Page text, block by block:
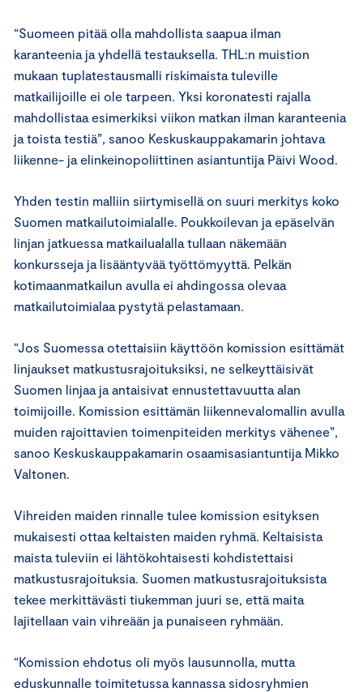
“Suomeen pitää olla mahdollista saapua ilman
karanteenia ja yhdellä testauksella. THL:n muistion
mukaan tuplatestausmalli riskimaista tuleville
matkailijoille ei ole tarpeen. Yksi koronatesti rajalla
mahdollistaa esimerkiksi viikon matkan ilman karanteenia
ja toista testiä”, sanoo Keskuskauppakamarin johtava
liikenne- ja elinkeinopoliittinen asiantuntija Päivi Wood.
Yhden testin malliin siirtymisellä on suuri merkitys koko
Suomen matkailutoimialalle. Poukkoilevan ja epäselvän
linjan jatkuessa matkailualalla tullaan näkemään
konkursseja ja lisääntyvää työttömyyttä. Pelkän
kotimaanmatkailun avulla ei ahdingossa olevaa
matkailutoimialaa pystytä pelastamaan.
“Jos Suomessa otettaisiin käyttöön komission esittämät
linjaukset matkustusrajoituksiksi, ne selkeyttäisivät
Suomen linjaa ja antaisivat ennustettavuutta alan
toimijoille. Komission esittämän liikennevalomallin avulla
muiden rajoittavien toimenpiteiden merkitys vähenee”,
sanoo Keskuskauppakamarin osaamisasiantuntija Mikko
Valtonen.
Vihreiden maiden rinnalle tulee komission esityksen
mukaisesti ottaa keltaisten maiden ryhmä. Keltaisista
maista tuleviin ei lähtökohtaisesti kohdistettaisi
matkustusrajoituksia. Suomen matkustusrajoituksista
tekee merkittävästi tiukemman juuri se, että maita
lajitellaan vain vihreään ja punaiseen ryhmään.
“Komission ehdotus oli myös lausunnolla, mutta
eduskunnalle toimitetussa kannassa sidosryhmien